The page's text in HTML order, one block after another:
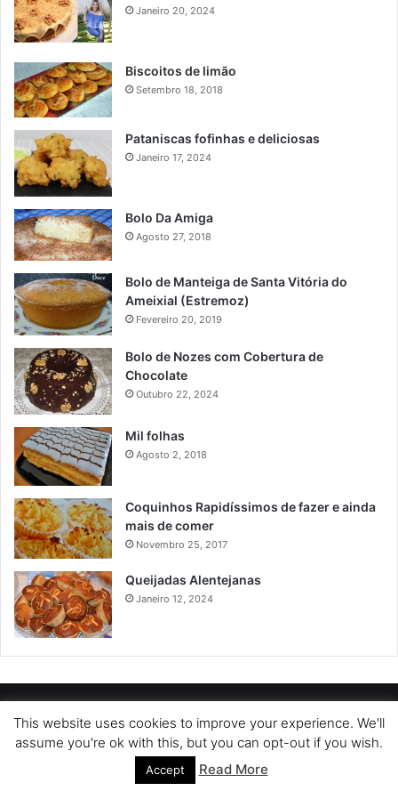
Janeiro 20, 2024
Biscoitos de limão
Setembro 18, 2018
Pataniscas fofinhas e deliciosas
Janeiro 17, 2024
Bolo Da Amiga
Agosto 27, 2018
Bolo de Manteiga de Santa Vitória do
Ameixial (Estremoz)
Fevereiro 20, 2019
Bolo de Nozes com Cobertura de
Chocolate
Outubro 22, 2024
Mil folhas
Agosto 2, 2018
Coquinhos Rapidíssimos de fazer e ainda
mais de comer
Novembro 25, 2017
Queijadas Alentejanas
Janeiro 12, 2024
POLÍTICA DE PRIVACIDADE SOBRE NÓS
POLÍTICA DE COOKIES
TERMOS DE USO
This website uses cookies to improve your experience. We'll
assume you're ok with this, but you can opt-out if you wish.
Accept Read More